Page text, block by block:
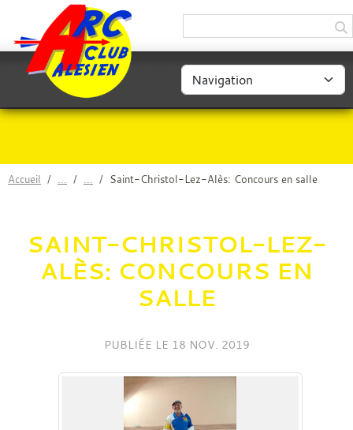
Accueil Saint-Christol-Lez-Alès: Concours en salle
SAINT-CHRISTOL-LEZ-
ALÈS: CONCOURS EN
SALLE
PUBLIÉE LE 18 NOV. 2019
Panneau de gestion des cookies